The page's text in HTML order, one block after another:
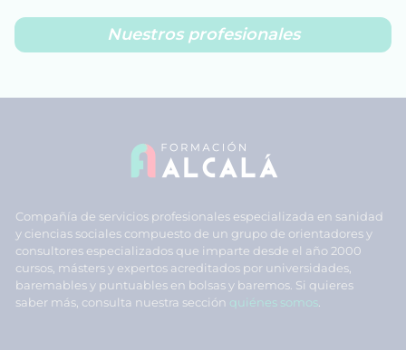
Nuestros profesionales
Compañía de servicios profesionales especializada en sanidad
y ciencias sociales compuesto de un grupo de orientadores y
consultores especializados que imparte desde el año 2000
cursos, másters y expertos acreditados por universidades,
baremables y puntuables en bolsas y baremos. Si quieres
saber más, consulta nuestra sección quiénes somos